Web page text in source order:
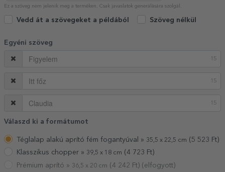
Ez a szöveg nem jelenik meg a terméken. Csak javaslatok generálására szolgál.
Vedd át a szövegeket a példából Szöveg nélkül
Egyéni szöveg
15
15
15
Válaszd ki a formátumot
Téglalap alakú aprító fém fogantyúval » 35,5 x 22,5 cm (5 523 Ft)
Klasszikus chopper » 39,5 x 18 cm (4 723 Ft)
Prémium aprító » 36,5 x 20 cm ( 4 242 Ft) (elfogyott)